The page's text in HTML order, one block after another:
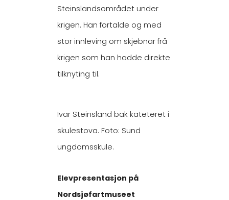
Steinslandsområdet under
krigen. Han fortalde og med
stor innleving om skjebnar frå
krigen som han hadde direkte
tilknyting til.
Ivar Steinsland bak kateteret i
skulestova. Foto: Sund
ungdomsskule.
Elevpresentasjon på
Nordsjøfartmuseet